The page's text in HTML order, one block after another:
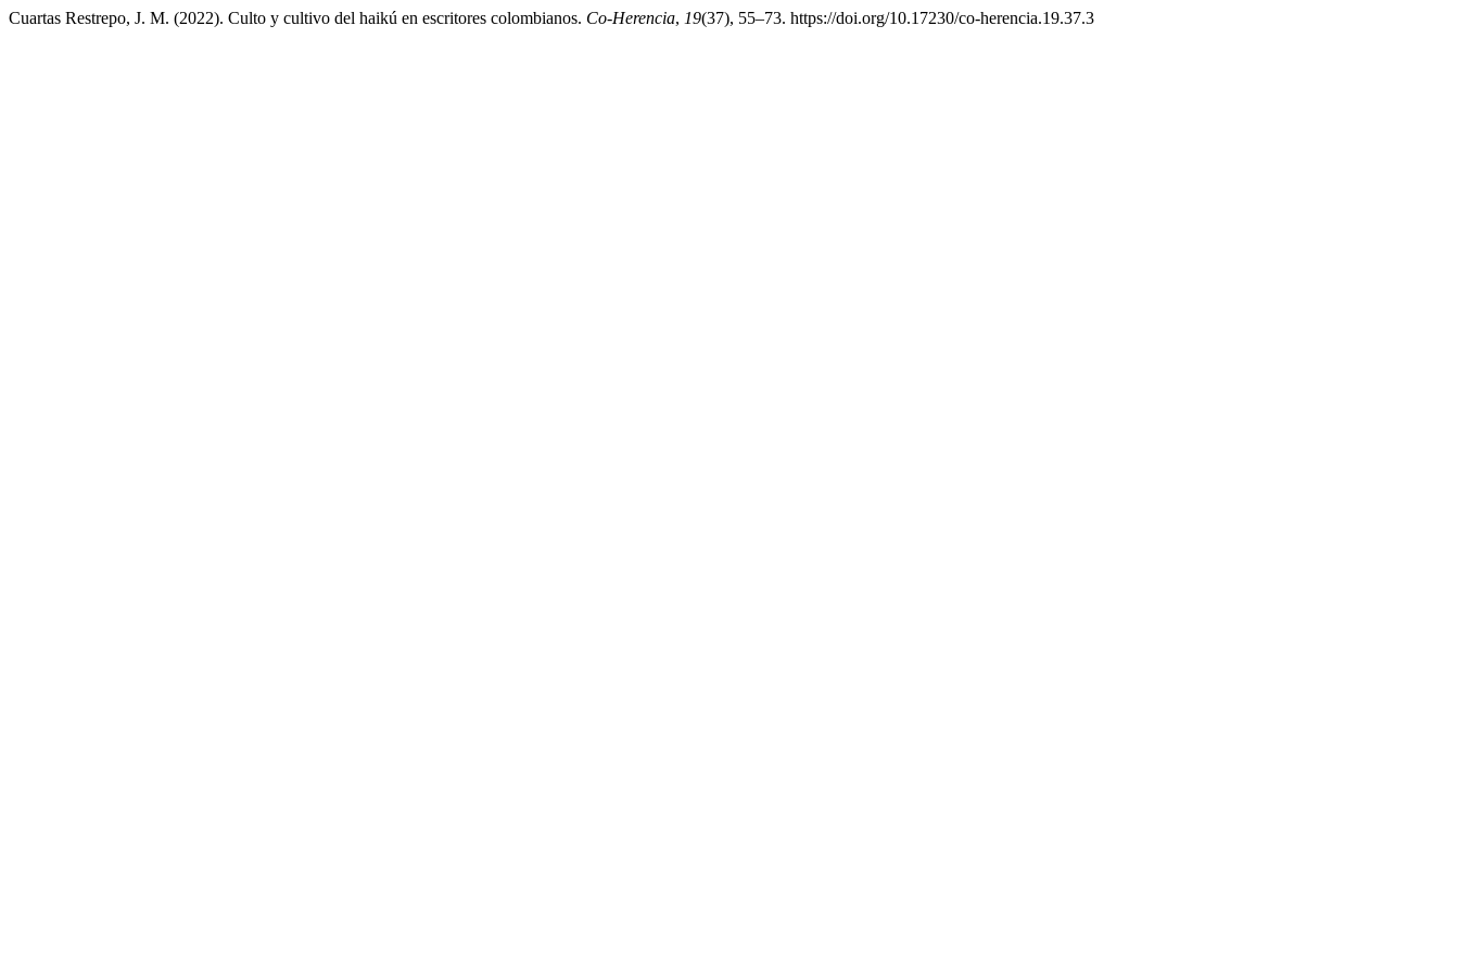
Cuartas Restrepo, J. M. (2022). Culto y cultivo del haikú en escritores colombianos. Co-Herencia, 19(37), 55–73. https://doi.org/10.17230/co-herencia.19.37.3